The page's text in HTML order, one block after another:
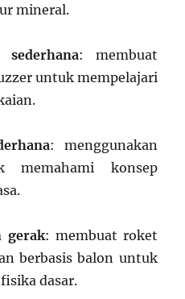
mineral.
: membuat
untuk mempelajari
: menggunakan
konsep
gerak: membuat roket
berbasis balon untuk
dasar.